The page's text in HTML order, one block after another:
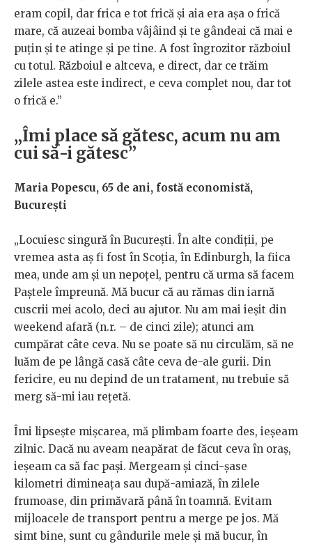
eram copil, dar frica e tot frică și aia era așa o frică
mare, că auzeai bomba vâjâind și te gândeai că mai e
puțin și te atinge și pe tine. A fost îngrozitor războiul
cu totul. Războiul e altceva, e direct, dar ce trăim
zilele astea este indirect, e ceva complet nou, dar tot
o frică e.”
„Îmi place să gătesc, acum nu am
cui să-i gătesc”
Maria Popescu, 65 de ani, fostă economistă,
București
„Locuiesc singură în București. În alte condiții, pe
vremea asta aș fi fost în Scoția, în Edinburgh, la fiica
mea, unde am și un nepoțel, pentru că urma să facem
Paștele împreună. Mă bucur că au rămas din iarnă
cuscrii mei acolo, deci au ajutor. Nu am mai ieșit din
weekend afară (n.r. – de cinci zile); atunci am
cumpărat câte ceva. Nu se poate să nu circulăm, să ne
luăm de pe lângă casă câte ceva de-ale gurii. Din
fericire, eu nu depind de un tratament, nu trebuie să
merg să-mi iau rețetă.
Îmi lipsește mișcarea, mă plimbam foarte des, ieșeam
zilnic. Dacă nu aveam neapărat de făcut ceva în oraș,
ieșeam ca să fac pași. Mergeam și cinci-șase
kilometri dimineața sau după-amiază, în zilele
frumoase, din primăvară până în toamnă. Evitam
mijloacele de transport pentru a merge pe jos. Mă
simt bine, sunt cu gândurile mele și mă bucur, în